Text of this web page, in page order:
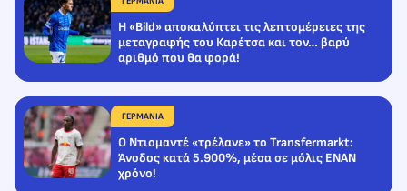
Η «Bild» αποκαλύπτει τις λεπτομέρειες της
μεταγραφής του Καρέτσα και τον… βαρύ
αριθμό που θα φορά!
ΓΕΡΜΑΝΙΑ
Ο Ντιομαντέ «τρέλανε» το Transfermarkt:
Άνοδος κατά 5.900%, μέσα σε μόλις ΕΝΑΝ
χρόνο!